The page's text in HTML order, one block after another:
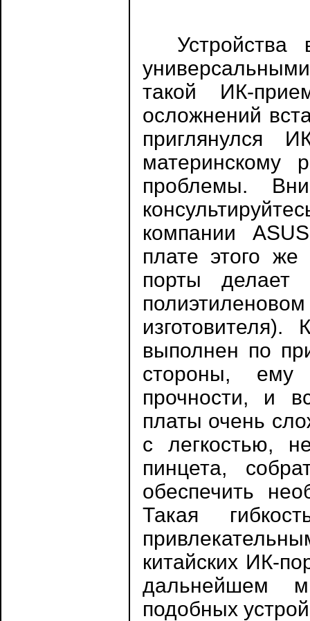
Устройства
такой ИК-
осложнений
приглянулся
материнскому
проблемы.
компании
плате этого
порты делает
выполнен по
стороны, ему
прочности, и
платы очень
с легкостью,
пинцета,
обеспечить
Такая
китайских ИК-
дальнейшем
подобных